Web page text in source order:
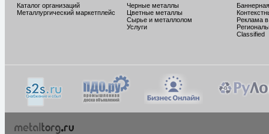
Каталог организаций
Металлургический маркетплейс
Черные металлы
Цветные металлы
Сырье и металлолом
Услуги
Реклама
Classified